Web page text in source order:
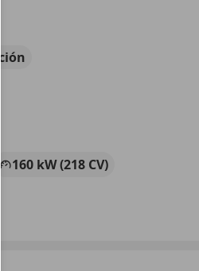
160 kW (218 CV)